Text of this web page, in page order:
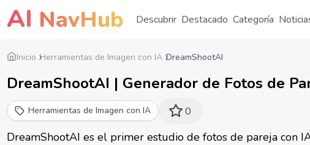
AI NavHub Descubrir Destacado Categoría
Inicio Herramientas de Imagen con IA DreamShootAI
DreamShootAI | Generador de Fotos de
Herramientas de Imagen con IA 0
DreamShootAI es el primer estudio de fotos de pareja con